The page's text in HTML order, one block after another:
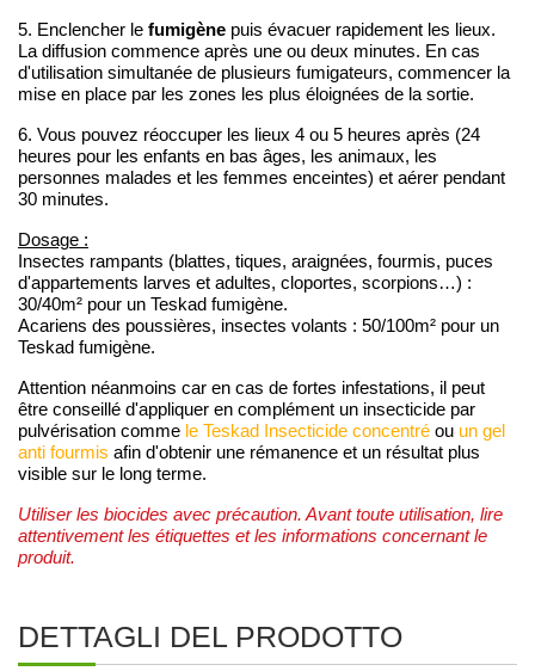
5. Enclencher le fumigène puis évacuer rapidement les lieux.
La diffusion commence après une ou deux minutes. En cas
d'utilisation simultanée de plusieurs fumigateurs, commencer la
mise en place par les zones les plus éloignées de la sortie.
6. Vous pouvez réoccuper les lieux 4 ou 5 heures après (24
heures pour les enfants en bas âges, les animaux, les
personnes malades et les femmes enceintes) et aérer pendant
30 minutes.
Dosage :
Insectes rampants (blattes, tiques, araignées, fourmis, puces
d'appartements larves et adultes, cloportes, scorpions…) :
30/40m² pour un Teskad fumigène.
Acariens des poussières, insectes volants : 50/100m² pour un
Teskad fumigène.
Attention néanmoins car en cas de fortes infestations, il peut
être conseillé d'appliquer en complément un insecticide par
pulvérisation comme le Teskad Insecticide concentré ou un gel
anti fourmis afin d'obtenir une rémanence et un résultat plus
visible sur le long terme.
Utiliser les biocides avec précaution. Avant toute utilisation, lire
attentivement les étiquettes et les informations concernant le
produit.
DETTAGLI DEL PRODOTTO